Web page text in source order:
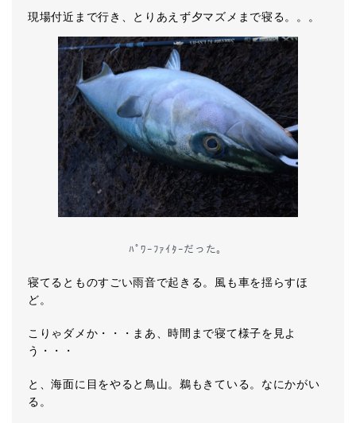
現場付近まで行き、とりあえず夕マズメまで寝る。。。
ﾊﾟﾜｰﾌｧｲﾀｰだった。
寝てるとものすごい雨音で起きる。風も車を揺らすほ
ど。
こりゃダメか・・・まあ、時間まで寝て様子を見よ
う・・・
と、海面に目をやると鳥山。鵜もきている。なにかがい
る。